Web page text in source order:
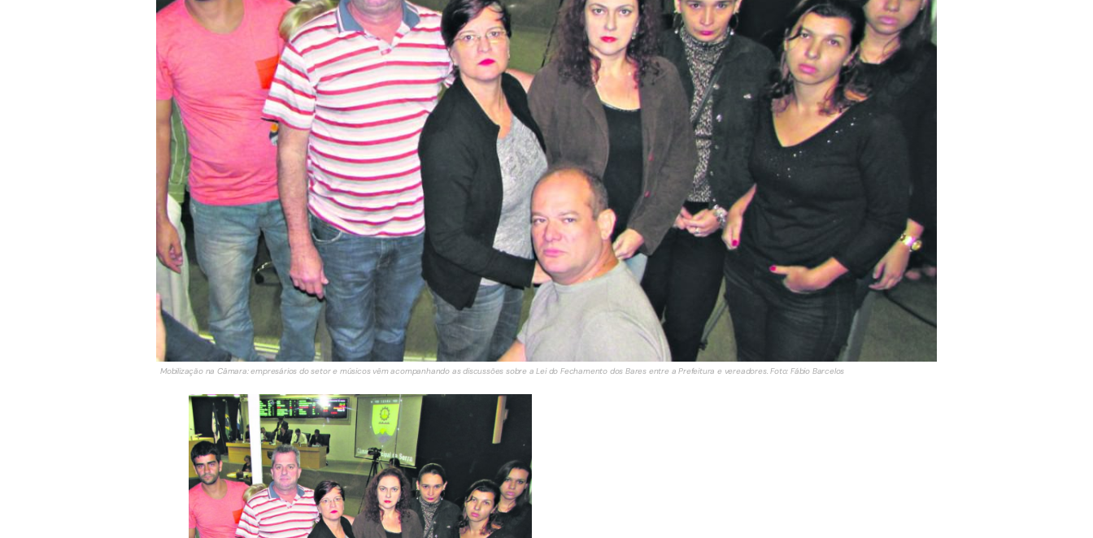
Mobilização na Câmara: empresários do setor e músicos vêm acompanhando as discussões sobre a Lei do Fechamento dos Bares entre a Prefeitura e vereadores. Foto: Fábio Barcelos